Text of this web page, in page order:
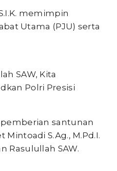
memimpin
Utama (PJU) serta
SAW, Kita
Polri Presisi
santunan
S.Ag., M.Pd.I.
Rasulullah SAW.